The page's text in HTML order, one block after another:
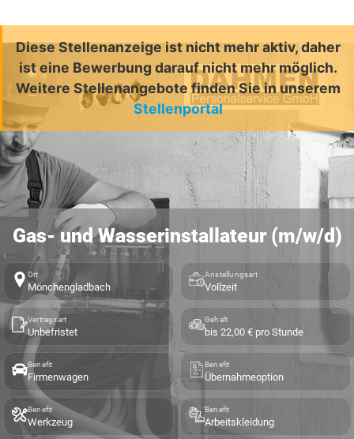
Diese Stellenanzeige ist nicht mehr aktiv, daher
ist eine Bewerbung darauf nicht mehr möglich.
Weitere Stellenangebote finden Sie in unserem
Stellenportal
Gas- und Wasserinstallateur (m/w/d)
Ort
Mönchengladbach
Anstellungsart
Vollzeit
Vertragsart
Unbefristet
Gehalt
bis 22,00 € pro Stunde
Benefit
Firmenwagen
Benefit
Übernahmeoption
Benefit
Werkzeug
Benefit
Arbeitskleidung